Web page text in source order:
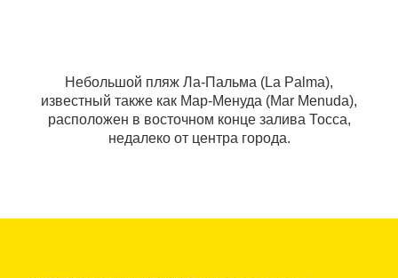
Небольшой пляж Ла-Пальма (La Palma),
известный также как Мар-Менуда (Mar Menuda),
расположен в восточном конце залива Тосса,
недалеко от центра города.